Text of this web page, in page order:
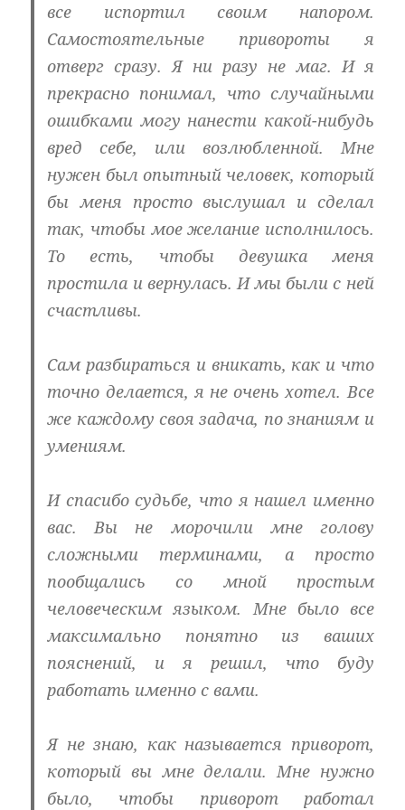
все испортил своим напором.
Самостоятельные привороты я
отверг сразу. Я ни разу не маг. И я
прекрасно понимал, что случайными
ошибками могу нанести какой-нибудь
вред себе, или возлюбленной. Мне
нужен был опытный человек, который
бы меня просто выслушал и сделал
так, чтобы мое желание исполнилось.
То есть, чтобы девушка меня
простила и вернулась. И мы были с ней
счастливы.
Сам разбираться и вникать, как и что
точно делается, я не очень хотел. Все
же каждому своя задача, по знаниям и
умениям.
И спасибо судьбе, что я нашел именно
вас. Вы не морочили мне голову
сложными терминами, а просто
пообщались со мной простым
человеческим языком. Мне было все
максимально понятно из ваших
пояснений, и я решил, что буду
работать именно с вами.
Я не знаю, как называется приворот,
который вы мне делали. Мне нужно
было, чтобы приворот работал